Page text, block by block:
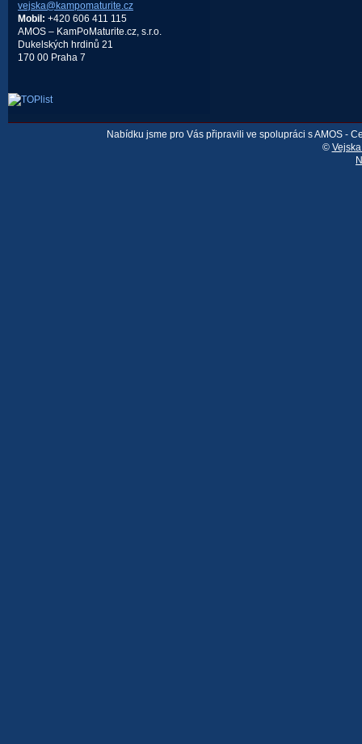
vejska@kampomaturite.cz
Mobil: +420 606 411 115
AMOS – KamPoMaturite.cz, s.r.o.
Dukelských hrdinů 21
170 00 Praha 7
Nabídku jsme pro Vás připravili ve spolupráci s AMOS -
©